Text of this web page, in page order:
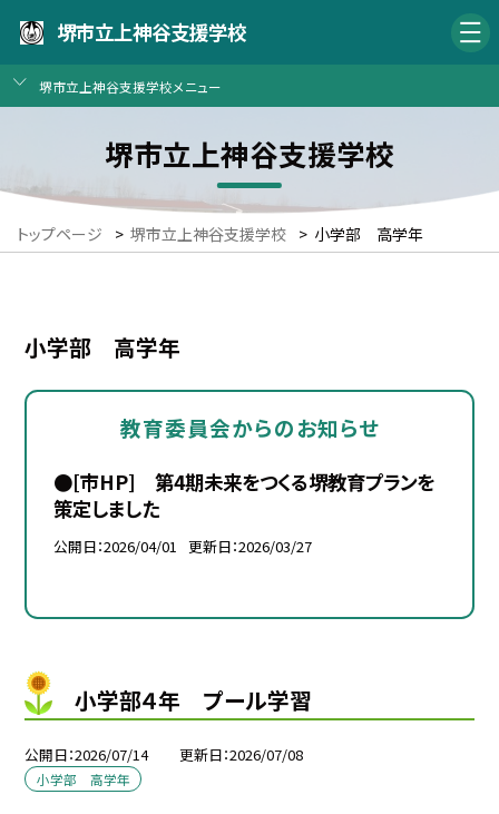
堺市立上神谷支援学校
堺市立上神谷支援学校メニュー
堺市立上神谷支援学校
トップページ > 堺市立上神谷支援学校 > 小学部 高学年
小学部 高学年
教育委員会からのお知らせ
●[市HP] 第4期未来をつくる堺教育プランを
策定しました
公開日 2026/04/01 更新日 2026/03/27
小学部４年 プール学習
公開日 2026/07/14 更新日 2026/07/08
小学部 高学年